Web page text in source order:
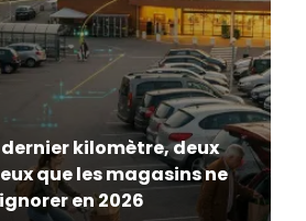
dernier kilomètre, deux
que les magasins ne
en 2026